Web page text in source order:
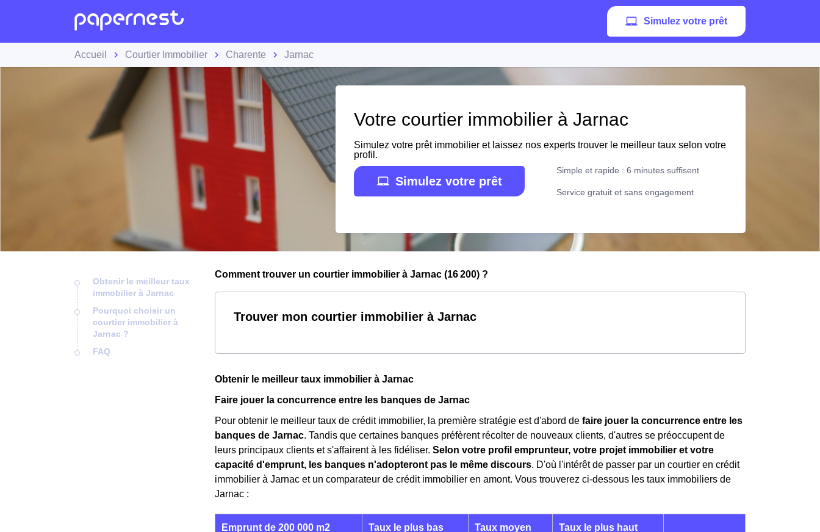
Simulez votre prêt
Accueil Courtier Immobilier Charente Jarnac
Votre courtier immobilier à Jarnac
Simulez votre prêt immobilier et laissez nos experts trouver le meilleur taux selon votre
profil.
Simulez votre prêt
Simple et rapide : 6 minutes suffisent
Service gratuit et sans engagement
Obtenir le meilleur taux
immobilier à Jarnac
Pourquoi choisir un
courtier immobilier à
Jarnac ?
FAQ
Comment trouver un courtier immobilier à Jarnac (16 200) ?
Trouver mon courtier immobilier à Jarnac
Obtenir le meilleur taux immobilier à Jarnac
Faire jouer la concurrence entre les banques de Jarnac
Pour obtenir le meilleur taux de crédit immobilier, la première stratégie est d'abord de faire jouer la concurrence entre les
banques de Jarnac. Tandis que certaines banques préfèrent récolter de nouveaux clients, d'autres se préoccupent de
leurs principaux clients et s'affairent à les fidéliser. Selon votre profil emprunteur, votre projet immobilier et votre
capacité d'emprunt, les banques n'adopteront pas le même discours. D'où l'intérêt de passer par un courtier en crédit
immobilier à Jarnac et un comparateur de crédit immobilier en amont. Vous trouverez ci-dessous les taux immobiliers de
Jarnac :
Emprunt de 200 000 m2 Taux le plus bas Taux moyen Taux le plus haut